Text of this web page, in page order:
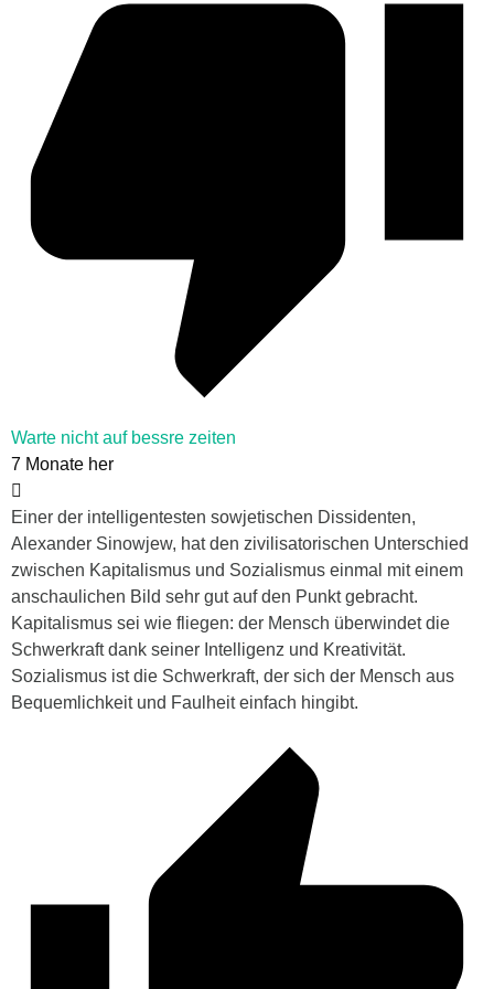
Warte nicht auf bessre zeiten
7 Monate her
Einer der intelligentesten sowjetischen Dissidenten,
Alexander Sinowjew, hat den zivilisatorischen Unterschied
zwischen Kapitalismus und Sozialismus einmal mit einem
anschaulichen Bild sehr gut auf den Punkt gebracht.
Kapitalismus sei wie fliegen: der Mensch überwindet die
Schwerkraft dank seiner Intelligenz und Kreativität.
Sozialismus ist die Schwerkraft, der sich der Mensch aus
Bequemlichkeit und Faulheit einfach hingibt.